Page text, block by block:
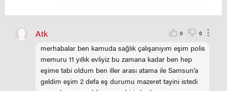
Atk 0 0
merhabalar ben kamuda sağlık çalışanıyım eşim polis
memuru 11 yıllık evliyiz bu zamana kadar ben hep
eşime tabi oldum ben iller arası atama ile Samsun’a
geldim eşim 2 defa eş durumu mazeret tayini istedi